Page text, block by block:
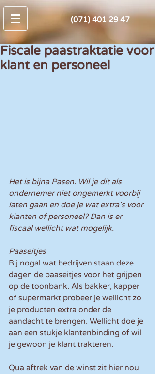
(071) 401 29 47
Fiscale paastraktatie voor
klant en personeel
Het is bijna Pasen. Wil je dit als
ondernemer niet ongemerkt voorbij
laten gaan en doe je wat extra’s voor
klanten of personeel? Dan is er
fiscaal wellicht wat mogelijk.
Paaseitjes
Bij nogal wat bedrijven staan deze
dagen de paaseitjes voor het grijpen
op de toonbank. Als bakker, kapper
of supermarkt probeer je wellicht zo
je producten extra onder de
aandacht te brengen. Wellicht doe je
aan een stukje klantenbinding of wil
je gewoon je klant trakteren.
Qua aftrek van de winst zit hier nou